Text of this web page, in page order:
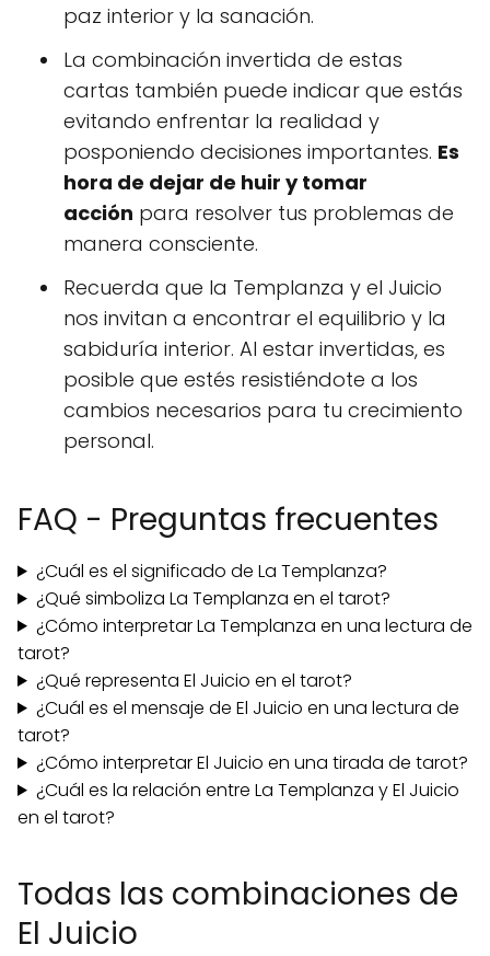
paz interior y la sanación.
La combinación invertida de estas
cartas también puede indicar que estás
evitando enfrentar la realidad y
posponiendo decisiones importantes. Es
hora de dejar de huir y tomar
acción para resolver tus problemas de
manera consciente.
Recuerda que la Templanza y el Juicio
nos invitan a encontrar el equilibrio y la
sabiduría interior. Al estar invertidas, es
posible que estés resistiéndote a los
cambios necesarios para tu crecimiento
personal.
FAQ - Preguntas frecuentes
¿Cuál es el significado de La Templanza?
¿Qué simboliza La Templanza en el tarot?
¿Cómo interpretar La Templanza en una lectura de
tarot?
¿Qué representa El Juicio en el tarot?
¿Cuál es el mensaje de El Juicio en una lectura de
tarot?
¿Cómo interpretar El Juicio en una tirada de tarot?
¿Cuál es la relación entre La Templanza y El Juicio
en el tarot?
Todas las combinaciones de
El Juicio